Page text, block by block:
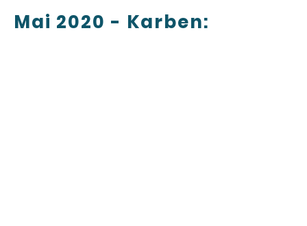
Mai 2020 - Karben: